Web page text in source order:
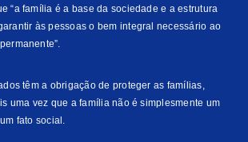
“a família é a base da sociedade e a estrutura
às pessoas o bem integral necessário ao
têm a obrigação de proteger as famílias,
uma vez que a família não é simplesmente um
fato social.